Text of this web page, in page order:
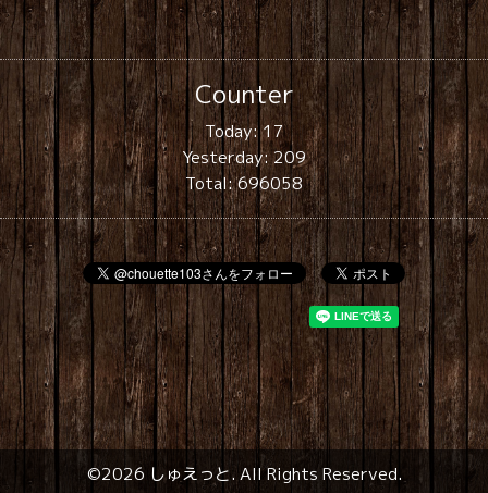
Counter
Today:17
Yesterday:209
Total:696058
©2026 しゅえっと. All Rights Reserved.